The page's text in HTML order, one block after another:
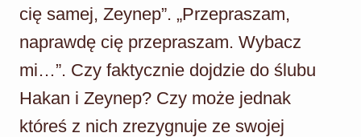
cię samej, Zeynep”. „Przepraszam,
naprawdę cię przepraszam. Wybacz
mi…”. Czy faktycznie dojdzie do ślubu
Hakan i Zeynep? Czy może jednak
któreś z nich zrezygnuje ze swojej